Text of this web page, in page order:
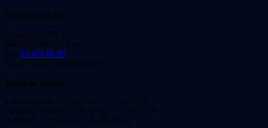
Video Instan
Viladomat, 239
Barcelona 08029. España.
Tel: 93 453 00 00
Email: info@videoinstan.net
Horario tienda
Lunes a jueves: 10:30-14:00 / 17:00-20:00
Viernes y sábado: 10:30-14:00 / 17:00-21:00
Domingo: 11:00-15:00 / 16:00-20:00